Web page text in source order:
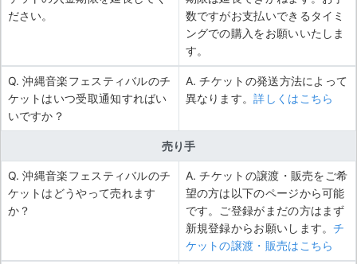
ださい。
数ですがお支払いできるタイミ
ングでの購入をお願いいたしま
す。
Q. 沖縄音楽フェスティバルのチ
ケットはいつ受取通知すればい
いですか？
A. チケットの発送方法によって
異なります。詳しくはこちら
売り手
Q. 沖縄音楽フェスティバルのチ
ケットはどうやって売れます
か？
A. チケットの譲渡・販売をご希
望の方は以下のページから可能
です。ご登録がまだの方はまず
新規登録からお願いします。チ
ケットの譲渡・販売はこちら